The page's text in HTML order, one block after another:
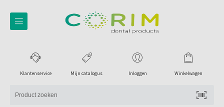
Winkelwagen
Inloggen
Mijn catalogus
Klantenservice